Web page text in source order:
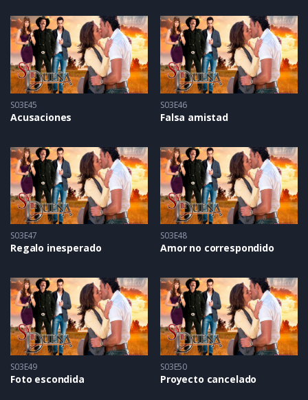
S03E45
Acusaciones
S03E46
Falsa amistad
S03E47
Regalo inesperado
S03E48
Amor no correspondido
S03E49
Foto escondida
S03E50
Proyecto cancelado